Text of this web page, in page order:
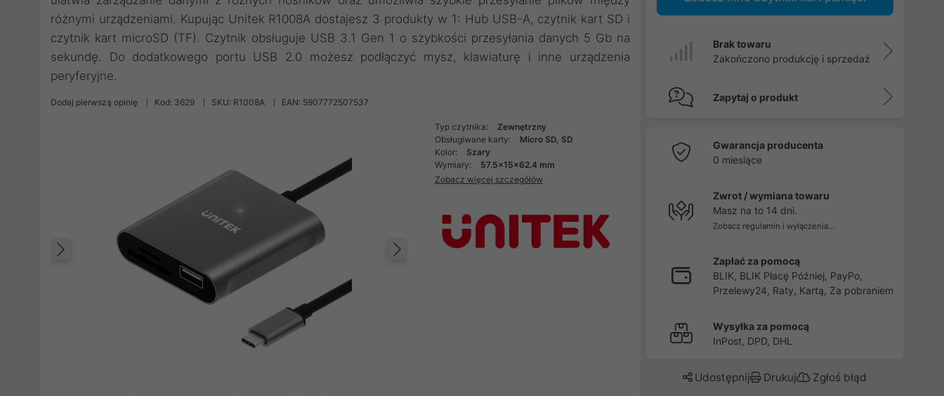
różnymi urządzeniami. Kupując Unitek R1008A dostajesz 3 produkty w 1: Hub USB-A, czytnik kart SD i
czytnik kart microSD (TF). Czytnik obsługuje USB 3.1 Gen 1 o szybkości przesyłania danych 5 Gb na
sekundę. Do dodatkowego portu USB 2.0 możesz podłączyć mysz, klawiaturę i inne urządzenia
peryferyjne.
Dodaj pierwszą opinię Kod: 3629 SKU: R1008A EAN: 5907772507537
Poprzedni
Typ czytnika:
Zewnętrzny
Obsługiwane karty:
Micro SD, SD
Kolor:
Szary
Wymiary:
57.5x15x62.4 mm
Zobacz więcej szczegółów
Brak towaru
Zakończono produkcję i sprzedaż
Zapytaj o produkt
Gwarancja producenta
0 miesiące
Zwrot / wymiana towaru
Masz na to 14 dni.
Zobacz regulamin i wyłączenia...
Zapłać za pomocą
BLIK, BLIK Płacę Później, PayPo,
Przelewy24, Raty, Kartą, Za pobraniem
Wysyłka za pomocą
InPost, DPD, DHL
Udostępnij Drukuj Zgłoś błąd